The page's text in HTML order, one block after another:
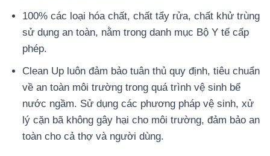
100% các loại hóa chất, chất tẩy rửa, chất khử trùng
sử dụng an toàn, nằm trong danh mục Bộ Y tế cấp
phép.
Clean Up luôn đảm bảo tuân thủ quy định, tiêu chuẩn
về an toàn môi trường trong quá trình vệ sinh bể
nước ngầm. Sử dụng các phương pháp vệ sinh, xử
lý cặn bã không gây hại cho môi trường, đảm bảo an
toàn cho cả thợ và người dùng.